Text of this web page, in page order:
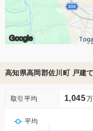
Google
高知県高岡郡佐川町 戸建
取引平均 1,045
平均